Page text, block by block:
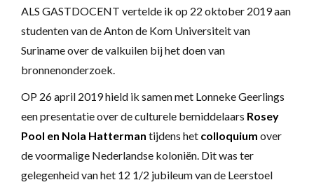
ALS GASTDOCENT vertelde ik op 22 oktober 2019 aan
studenten van de Anton de Kom Universiteit van
Suriname over de valkuilen bij het doen van
bronnenonderzoek.
OP 26 april 2019 hield ik samen met Lonneke Geerlings
een presentatie over de culturele bemiddelaars Rosey
Pool en Nola Hatterman tijdens het colloquium over
de voormalige Nederlandse koloniën. Dit was ter
gelegenheid van het 12 1/2 jubileum van de Leerstoel